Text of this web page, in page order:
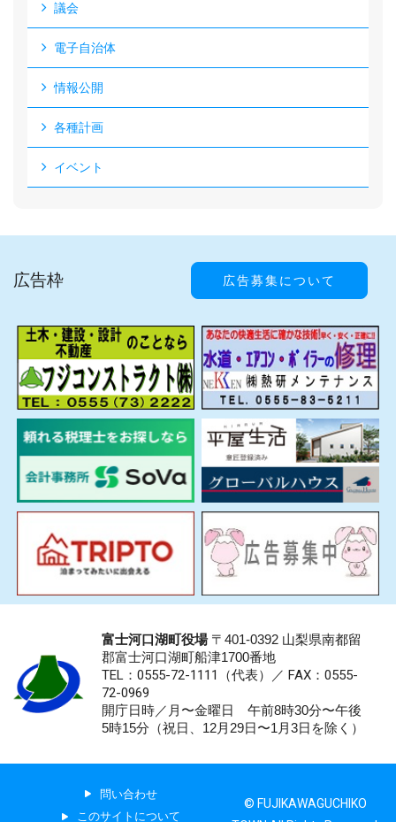
議会
電子自治体
情報公開
各種計画
イベント
広告枠 広告募集について
富士河口湖町役場〒401-0392 山梨県南都留
郡富士河口湖町船津1700番地
TEL：0555-72-1111 （代表）／ FAX：0555-
72-0969
開庁日時／月〜金曜日 午前8時30分〜午後
5時15分（祝日、12月29日〜1月3日を除く）
問い合わせ
このサイトについて
© FUJIKAWAGUCHIKO